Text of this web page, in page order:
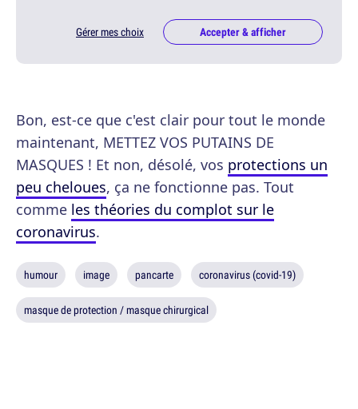
Gérer mes choix Accepter & afficher
Bon, est-ce que c'est clair pour tout le monde
maintenant, METTEZ VOS PUTAINS DE
MASQUES ! Et non, désolé, vos protections un
peu cheloues, ça ne fonctionne pas. Tout
comme les théories du complot sur le
coronavirus.
humour image pancarte coronavirus (covid-19)
masque de protection / masque chirurgical